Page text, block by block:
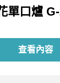
單口爐
查看內容